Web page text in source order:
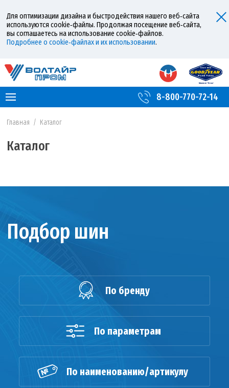
Для оптимизации дизайна и быстродействия нашего веб‑сайта
используются cookie‑файлы. Продолжая посещение веб‑сайта,
вы соглашаетесь на использование cookie‑файлов.
Подробнее о cookie‑файлах и их использовании.
8-800-770-72-14
Главная / Каталог
Каталог
Подбор шин
По бренду
По параметрам
По наименованию/артикулу